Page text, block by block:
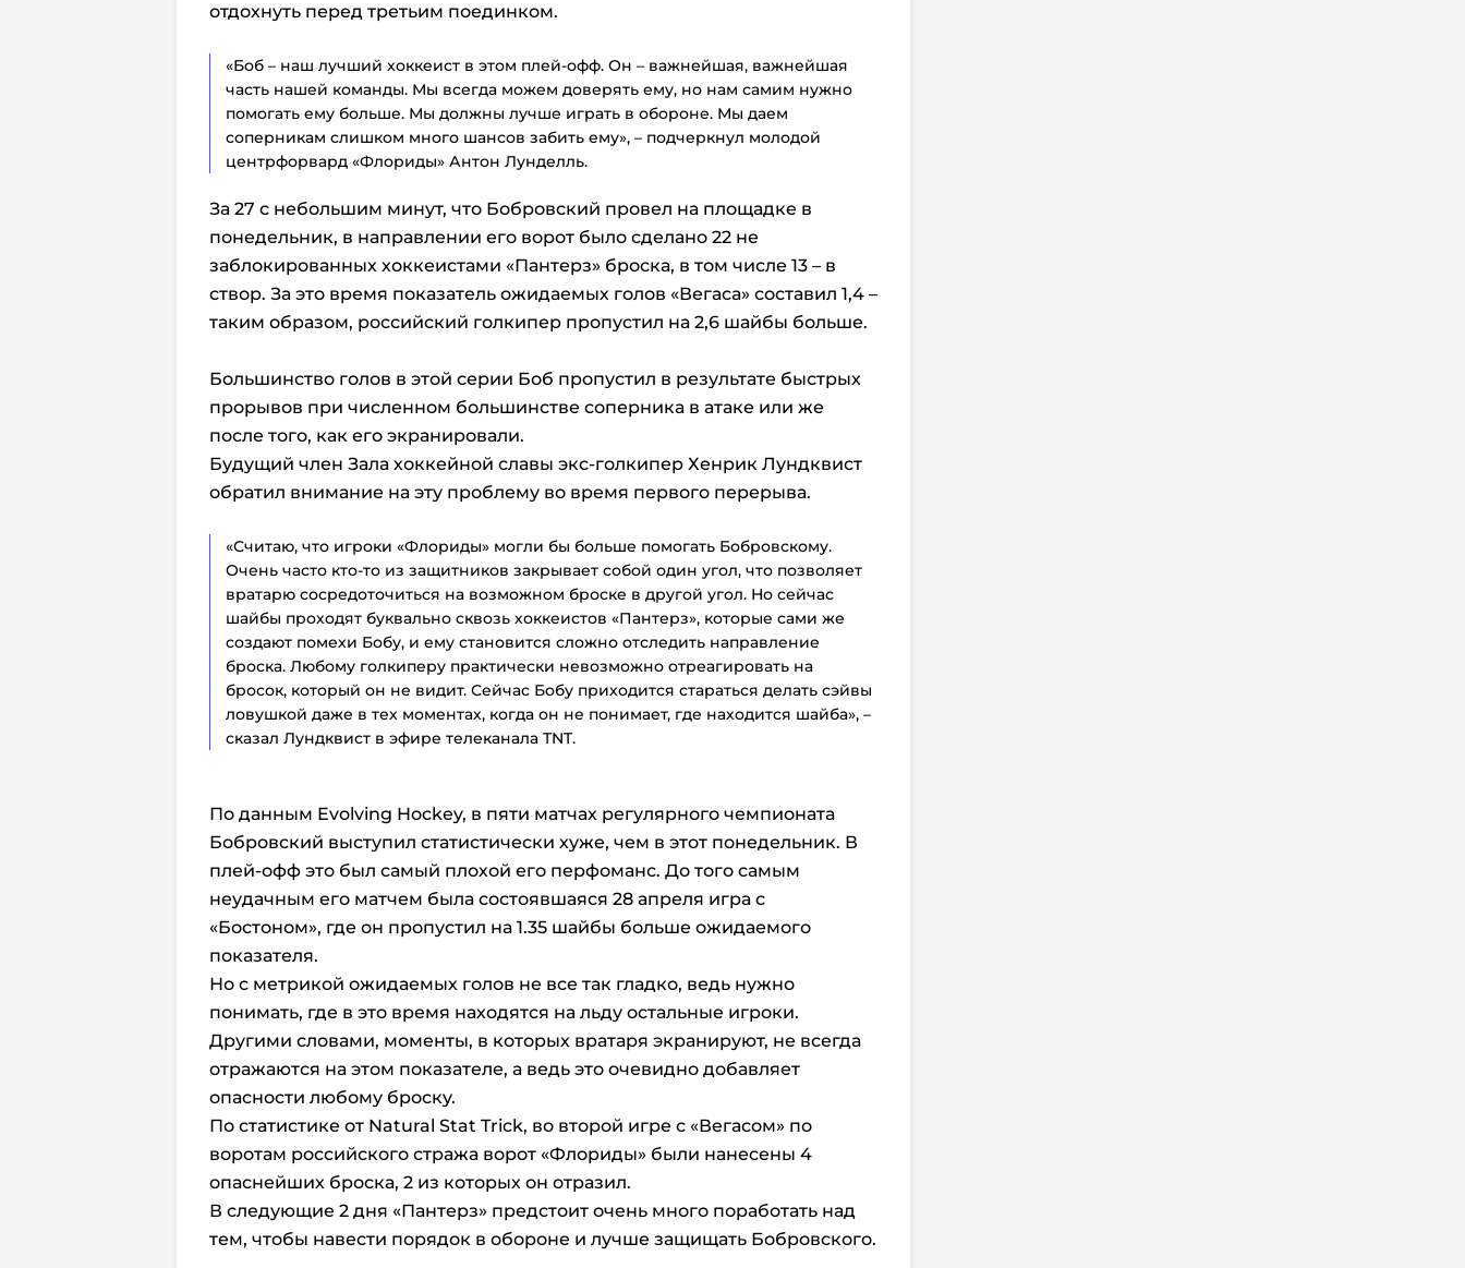
отдохнуть перед третьим поединком.
«Боб – наш лучший хоккеист в этом плей-офф. Он – важнейшая, важнейшая
часть нашей команды. Мы всегда можем доверять ему, но нам самим нужно
помогать ему больше. Мы должны лучше играть в обороне. Мы даем
соперникам слишком много шансов забить ему», – подчеркнул молодой
центрфорвард «Флориды» Антон Лунделль.
За 27 с небольшим минут, что Бобровский провел на площадке в
понедельник, в направлении его ворот было сделано 22 не
заблокированных хоккеистами «Пантерз» броска, в том числе 13 – в
створ. За это время показатель ожидаемых голов «Вегаса» составил 1,4 –
таким образом, российский голкипер пропустил на 2,6 шайбы больше.
Большинство голов в этой серии Боб пропустил в результате быстрых
прорывов при численном большинстве соперника в атаке или же
после того, как его экранировали.
Будущий член Зала хоккейной славы экс-голкипер Хенрик Лундквист
обратил внимание на эту проблему во время первого перерыва.
«Считаю, что игроки «Флориды» могли бы больше помогать Бобровскому.
Очень часто кто-то из защитников закрывает собой один угол, что позволяет
вратарю сосредоточиться на возможном броске в другой угол. Но сейчас
шайбы проходят буквально сквозь хоккеистов «Пантерз», которые сами же
создают помехи Бобу, и ему становится сложно отследить направление
броска. Любому голкиперу практически невозможно отреагировать на
бросок, который он не видит. Сейчас Бобу приходится стараться делать сэйвы
ловушкой даже в тех моментах, когда он не понимает, где находится шайба», –
сказал Лундквист в эфире телеканала TNT.
По данным Evolving Hockey, в пяти матчах регулярного чемпионата
Бобровский выступил статистически хуже, чем в этот понедельник. В
плей-офф это был самый плохой его перфоманс. До того самым
неудачным его матчем была состоявшаяся 28 апреля игра с
«Бостоном», где он пропустил на 1.35 шайбы больше ожидаемого
показателя.
Но с метрикой ожидаемых голов не все так гладко, ведь нужно
понимать, где в это время находятся на льду остальные игроки.
Другими словами, моменты, в которых вратаря экранируют, не всегда
отражаются на этом показателе, а ведь это очевидно добавляет
опасности любому броску.
По статистике от Natural Stat Trick, во второй игре с «Вегасом» по
воротам российского стража ворот «Флориды» были нанесены 4
опаснейших броска, 2 из которых он отразил.
В следующие 2 дня «Пантерз» предстоит очень много поработать над
тем, чтобы навести порядок в обороне и лучше защищать Бобровского.